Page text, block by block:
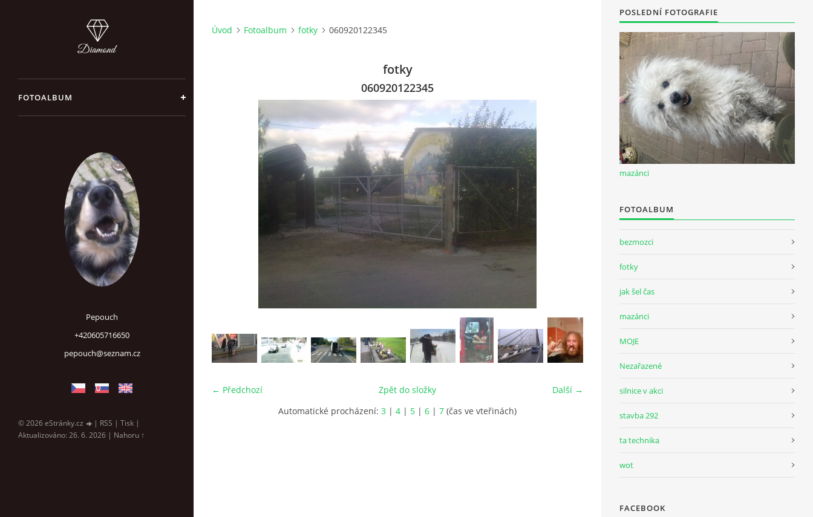
FOTOALBUM
Pepouch
+420605716650
pepouch@seznam.cz
© 2026 eStránky.cz | RSS | Tisk |
Aktualizováno: 26. 6. 2026 | Nahoru ↑
Úvod Fotoalbum fotky 060920122345
fotky
060920122345
← Předchozí Další →
Zpět do složky
Automatické procházení: 3 | 4 | 5 | 6 | 7 (čas ve vteřinách)
POSLEDNÍ FOTOGRAFIE
mazánci
FOTOALBUM
bezmozci
fotky
jak šel čas
mazánci
MOJE
Nezařazené
silnice v akci
stavba 292
ta technika
wot
FACEBOOK